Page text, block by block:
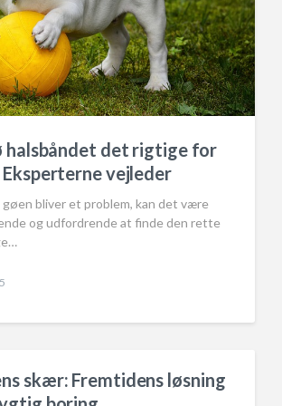
halsbåndet det rigtige for
Eksperterne vejleder
gøen bliver et problem, kan det være
og udfordrende at finde den rette
skær: Fremtidens løsning